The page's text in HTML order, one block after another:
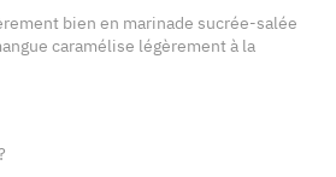
bien en marinade sucrée-salée
caramélise légèrement à la